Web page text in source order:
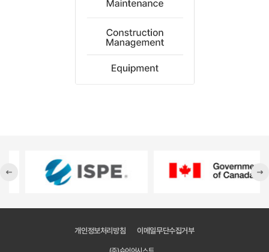
개인정보처리방침 이메일무단수집거부